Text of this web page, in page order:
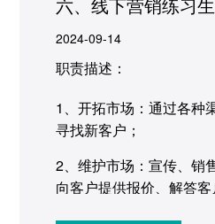
2024-09-14
职责描述：
1、开拓市场：通过各种
寻找新客户；
2、维护市场：宣传、销
向客户提供报价、解答